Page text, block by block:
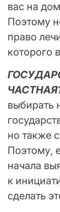
вас на
Поэтому
право
которого
выбирать
но также
Поэтому,
начала
к
сделать